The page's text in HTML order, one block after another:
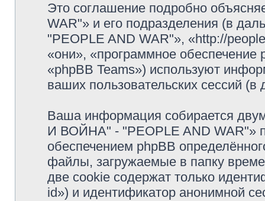
Это соглашение подробно
WAR"» и его подразделения (в
"PEOPLE AND WAR"», «http://
«они», «программное
«phpBB Teams») используют
ваших пользовательских сессий
Ваша информация собирается
И ВОЙНА" - "PEOPLE AND WAR"»
обеспечением phpBB
файлы, загружаемые в папку
две cookie содержат только
id») и идентификатор анонимной